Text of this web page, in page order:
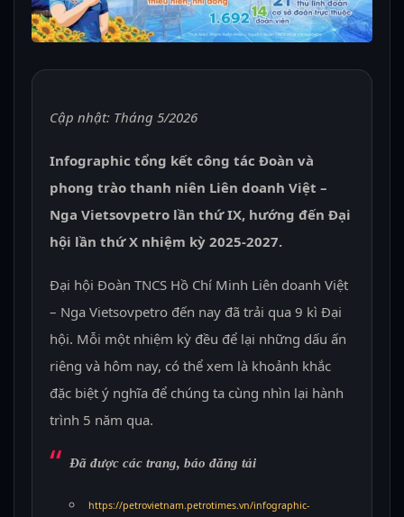
Cập nhật: Tháng 5/2026
Infographic tổng kết công tác Đoàn và
phong trào thanh niên Liên doanh Việt –
Nga Vietsovpetro lần thứ IX, hướng đến Đại
hội lần thứ X nhiệm kỳ 2025-2027.
Đại hội Đoàn TNCS Hồ Chí Minh Liên doanh Việt
– Nga Vietsovpetro đến nay đã trải qua 9 kì Đại
hội. Mỗi một nhiệm kỳ đều để lại những dấu ấn
riêng và hôm nay, có thể xem là khoảnh khắc
đặc biệt ý nghĩa để chúng ta cùng nhìn lại hành
trình 5 năm qua.
Đã được các trang, báo đăng tải
https://petrovietnam.petrotimes.vn/infographic-